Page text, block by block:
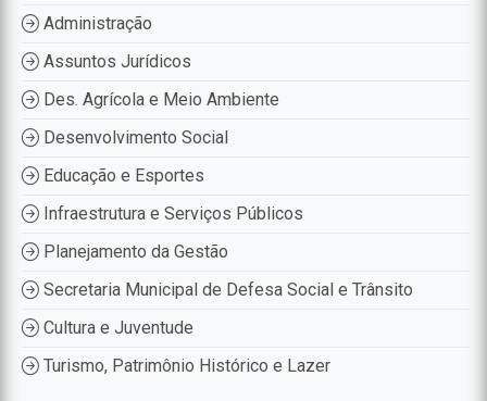
Administração
Assuntos Jurídicos
Des. Agrícola e Meio Ambiente
Desenvolvimento Social
Educação e Esportes
Infraestrutura e Serviços Públicos
Planejamento da Gestão
Secretaria Municipal de Defesa Social e Trânsito
Cultura e Juventude
Turismo, Patrimônio Histórico e Lazer